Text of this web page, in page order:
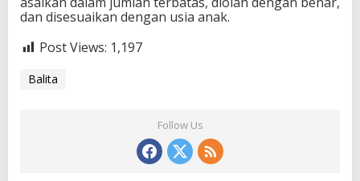
dan disesuaikan dengan usia anak.
Post Views: 1,197
Balita
Follow Us